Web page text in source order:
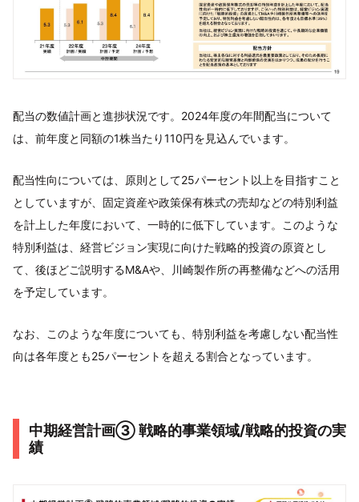
配当の数値計画と進捗状況です。2024年度の年間配当について
は、前年度と同額の1株当たり110円を見込んでいます。
配当性向については、原則として25パーセント以上を目指すこと
としていますが、固定資産や政策保有株式の売却などの特別利益
を計上した年度において、一時的に低下しています。このような
特別利益は、経営ビジョン実現に向けた戦略的投資の原資とし
て、後ほどご説明するM&Aや、川崎製作所の再整備などへの活用
を予定しています。
なお、このような年度についても、特別利益を考慮しない配当性
向は各年度とも25パーセントを超える割合となっています。
中期経営計画➂ 戦略的事業領域/戦略的投資の実
績